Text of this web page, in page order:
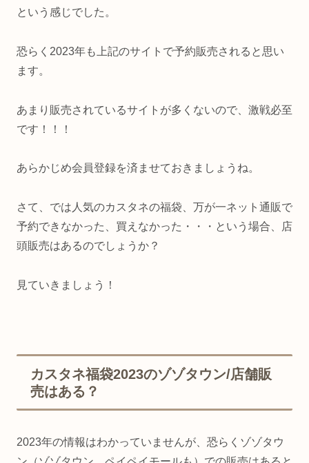
という感じでした。
恐らく2023年も上記のサイトで予約販売されると思い
ます。
あまり販売されているサイトが多くないので、激戦必至
です！！！
あらかじめ会員登録を済ませておきましょうね。
さて、では人気のカスタネの福袋、万が一ネット通販で
予約できなかった、買えなかった・・・という場合、店
頭販売はあるのでしょうか？
見ていきましょう！
カスタネ福袋2023のゾゾタウン/店舗販
売はある？
2023年の情報はわかっていませんが、恐らくゾゾタウ